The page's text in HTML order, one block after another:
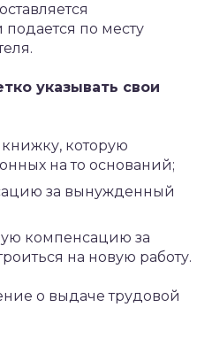
по месту
указывать свои
которую
на то оснований;
за вынужденный
компенсацию за
на новую работу.
о выдаче трудовой